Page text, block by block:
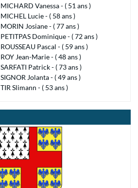
MICHARD Vanessa - ( 51 ans )
MICHEL Lucie - ( 58 ans )
MORIN Josiane - ( 77 ans )
PETITPAS Dominique - ( 72 ans )
ROUSSEAU Pascal - ( 59 ans )
ROY Jean-Marie - ( 48 ans )
SARFATI Patrick - ( 73 ans )
SIGNOR Jolanta - ( 49 ans )
TIR Slimann - ( 53 ans )